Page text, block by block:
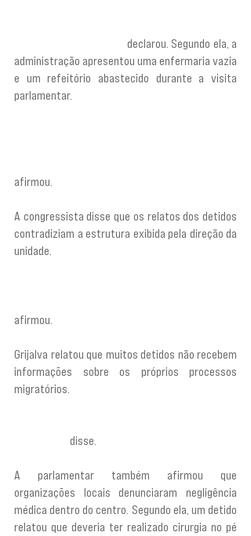
declarou. Segundo ela, a
administração apresentou uma enfermaria vazia
e um refeitório abastecido durante a visita
parlamentar.
afirmou.
A congressista disse que os relatos dos detidos
contradiziam a estrutura exibida pela direção da
unidade.
afirmou.
Grijalva relatou que muitos detidos não recebem
informações sobre os próprios processos
migratórios.
disse.
A parlamentar também afirmou que
organizações locais denunciaram negligência
médica dentro do centro. Segundo ela, um detido
relatou que deveria ter realizado cirurgia no pé